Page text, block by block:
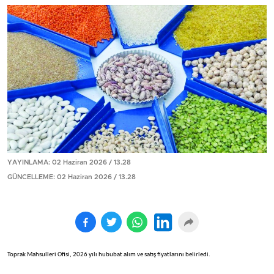
YAYINLAMA: 02 Haziran 2026 / 13.28
GÜNCELLEME: 02 Haziran 2026 / 13.28
Toprak Mahsulleri Ofisi, 2026 yılı hububat alım ve satış fiyatlarını belirledi.